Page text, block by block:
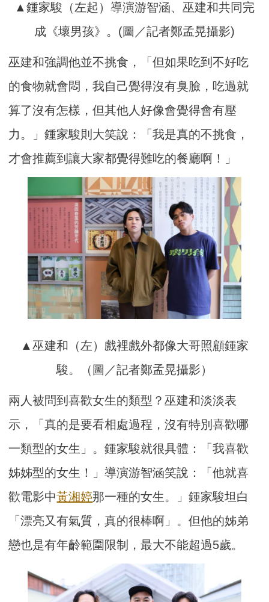
▲鍾家駿（左起）導演游智涵、巫建和共同完
成《壞男孩》。(圖／記者鄭孟晃攝影)
巫建和強調他並不挑食，「但如果吃到不好吃
的食物就會悶，我自己覺得沒有臭臉，吃過就
算了沒有怎樣，但其他人好像會覺得會有壓
力。」鍾家駿則大笑說：「我是真的不挑食，
才會推薦到讓大家都覺得難吃的餐廳啊！」
▲巫建和（左）戲裡戲外都像大哥照顧鍾家
駿。（圖／記者鄭孟晃攝影）
兩人被問到喜歡女生的類型？巫建和淡淡表
示，「真的是要看相處過程，沒有特別喜歡哪
一類型的女生」。鍾家駿就很具體：「我喜歡
姊姊型的女生！」導演游智涵笑說：「他就喜
歡電影中黃湘婷那一種的女生。」鍾家駿坦白
「漂亮又有氣質，真的很棒啊」。但他的姊弟
戀也是有年齡範圍限制，最大不能超過5歲。